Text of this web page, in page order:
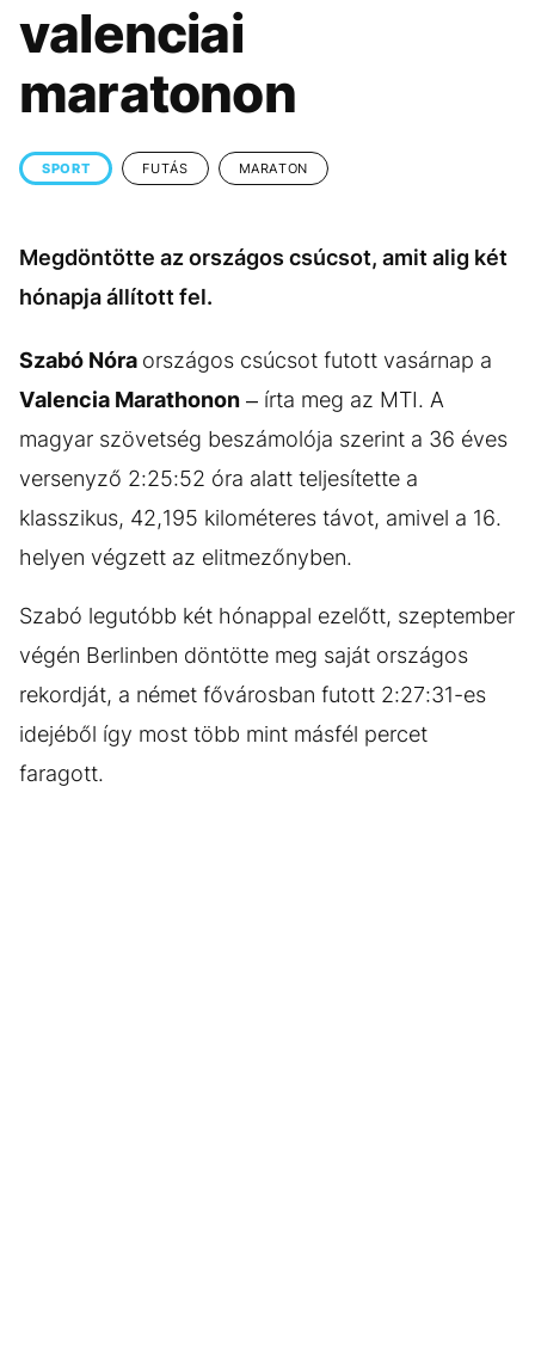
ÉLETMÓD
BESZÉLGETÉSEK
VIDEÓ TÖRTÉNETEK
valenciai
maratonon
SPORT FUTÁS MARATON
Megdöntötte az országos csúcsot, amit alig két
hónapja állított fel.
Szabó Nóra országos csúcsot futott vasárnap a
Valencia Marathonon – írta meg az MTI. A
magyar szövetség beszámolója szerint a 36 éves
versenyző 2:25:52 óra alatt teljesítette a
klasszikus, 42,195 kilométeres távot, amivel a 16.
helyen végzett az elitmezőnyben.
Szabó legutóbb két hónappal ezelőtt, szeptember
végén Berlinben döntötte meg saját országos
rekordját, a német fővárosban futott 2:27:31-es
idejéből így most több mint másfél percet
faragott.